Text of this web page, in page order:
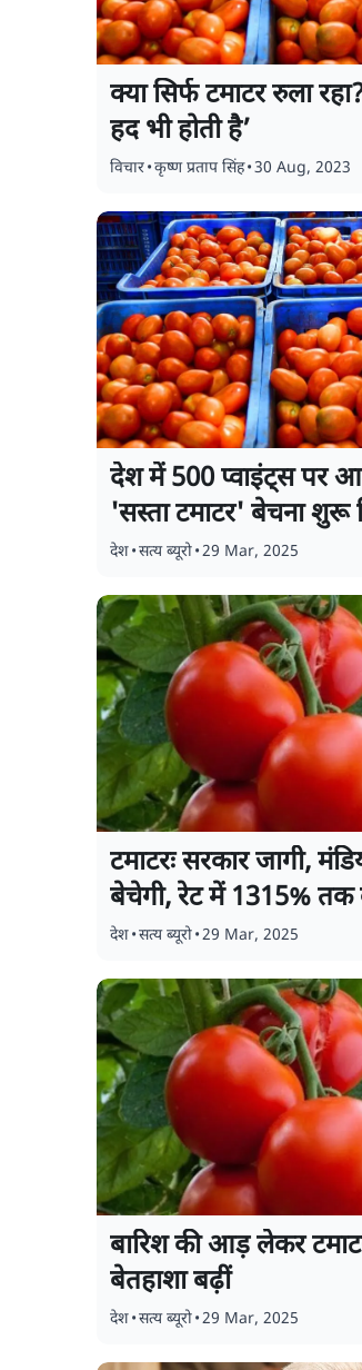
क्या सिर्फ टमाटर रुला
हद भी होती है’
विचार•कृष्ण प्रताप सिंह•30 Aug, 2023
देश में 500 प्वाइंट्स पर
'सस्ता टमाटर' बेचना शुरू
देश•सत्य ब्यूरो•29 Mar, 2025
टमाटरः सरकार जागी,
बेचेगी, रेट में 1315% तक
देश•सत्य ब्यूरो•29 Mar, 2025
बारिश की आड़ लेकर
बेतहाशा बढ़ीं
देश•सत्य ब्यूरो•29 Mar, 2025